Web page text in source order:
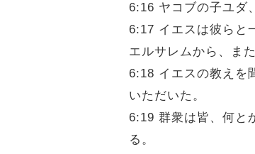
6:16 ヤコブの子ユダ
6:17 イエスは彼らと
エルサレムから、ま
6:18 イエスの教えを
いただいた。
6:19 群衆は皆、何と
る。